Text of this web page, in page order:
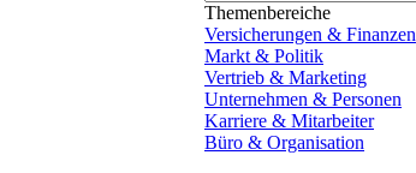
Themenbereiche
Versicherungen & Finanzen
Markt & Politik
Vertrieb & Marketing
Unternehmen & Personen
Karriere & Mitarbeiter
Büro & Organisation